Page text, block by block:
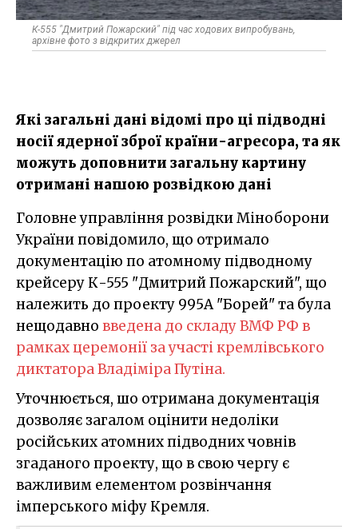
К-555 "Дмитрий Пожарский" під час ходових випробувань,
архівне фото з відкритих джерел
Які загальні дані відомі про ці підводні
носії ядерної зброї країни-агресора, та як
можуть доповнити загальну картину
отримані нашою розвідкою дані
Головне управління розвідки Міноборони
України повідомило, що отримало
документацію по атомному підводному
крейсеру К-555 "Дмитрий Пожарский", що
належить до проекту 995А "Борей" та була
нещодавно введена до складу ВМФ РФ в
рамках церемонії за участі кремлівського
диктатора Владіміра Путіна.
Уточнюється, шо отримана документація
дозволяє загалом оцінити недоліки
російських атомних підводних човнів
згаданого проекту, що в свою чергу є
важливим елементом розвінчання
імперського міфу Кремля.